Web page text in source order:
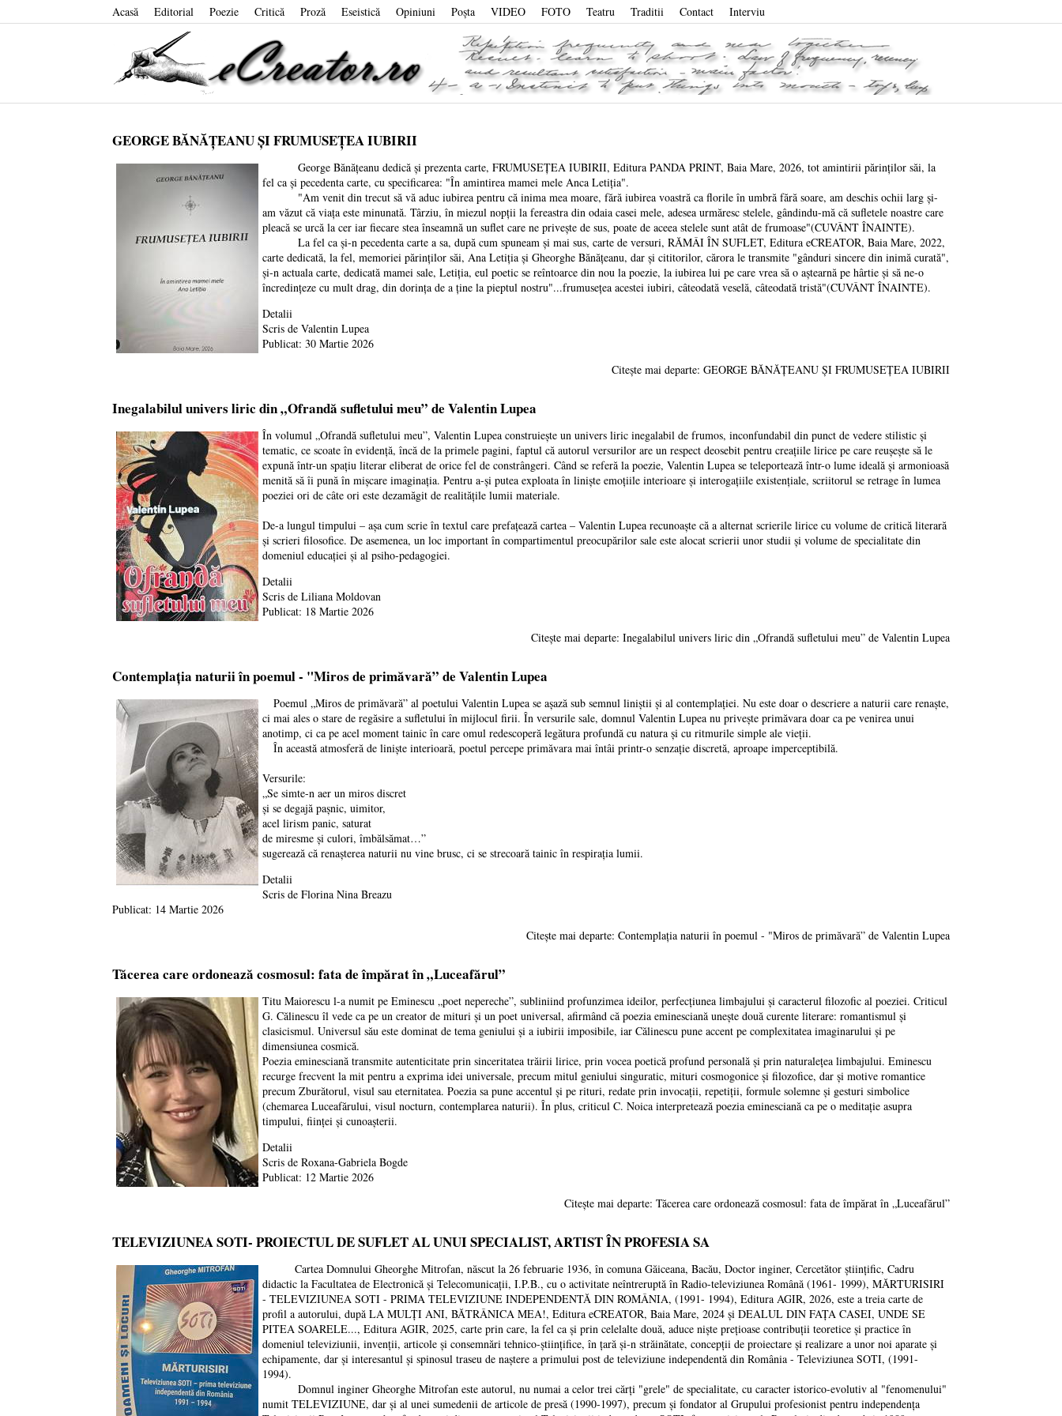
Acasă Editorial Poezie Critică Proză Eseistică Opiniuni Poşta VIDEO FOTO Teatru Traditii Contact Interviu
GEORGE BĂNĂȚEANU ȘI FRUMUSEȚEA IUBIRII
George Bănățeanu dedică și prezenta carte, FRUMUSEȚEA IUBIRII, Editura PANDA PRINT, Baia Mare, 2026, tot amintirii părinților săi, la
fel ca și pecedenta carte, cu specificarea: "În amintirea mamei mele Anca Letiția".
"Am venit din trecut să vă aduc iubirea pentru că inima mea moare, fără iubirea voastră ca florile în umbră fără soare, am deschis ochii larg și-
am văzut că viața este minunată. Târziu, în miezul nopții la fereastra din odaia casei mele, adesea urmăresc stelele, gândindu-mă că sufletele noastre care
pleacă se urcă la cer iar fiecare stea înseamnă un suflet care ne privește de sus, poate de aceea stelele sunt atât de frumoase"(CUVÂNT ÎNAINTE).
La fel ca și-n pecedenta carte a sa, după cum spuneam și mai sus, carte de versuri, RĂMÂI ÎN SUFLET, Editura eCREATOR, Baia Mare, 2022,
carte dedicată, la fel, memoriei părinților săi, Ana Letiția și Gheorghe Bănățeanu, dar și cititorilor, cărora le transmite "gânduri sincere din inimă curată",
și-n actuala carte, dedicată mamei sale, Letiția, eul poetic se reîntoarce din nou la poezie, la iubirea lui pe care vrea să o aștearnă pe hârtie și să ne-o
încredințeze cu mult drag, din dorința de a ține la pieptul nostru"...frumusețea acestei iubiri, câteodată veselă, câteodată tristă"(CUVÂNT ÎNAINTE).
Detalii
Scris de Valentin Lupea
Publicat: 30 Martie 2026
Citește mai departe: GEORGE BĂNĂȚEANU ȘI FRUMUSEȚEA IUBIRII
Inegalabilul univers liric din „Ofrandă sufletului meu” de Valentin Lupea
În volumul „Ofrandă sufletului meu”, Valentin Lupea construiește un univers liric inegalabil de frumos, inconfundabil din punct de vedere stilistic și
tematic, ce scoate în evidență, încă de la primele pagini, faptul că autorul versurilor are un respect deosebit pentru creațiile lirice pe care reușește să le
expună într-un spațiu literar eliberat de orice fel de constrângeri. Când se referă la poezie, Valentin Lupea se teleportează într-o lume ideală și armonioasă
menită să îi pună în mișcare imaginația. Pentru a-și putea exploata în liniște emoțiile interioare și interogațiile existențiale, scriitorul se retrage în lumea
poeziei ori de câte ori este dezamăgit de realitățile lumii materiale.
De-a lungul timpului – așa cum scrie în textul care prefațează cartea – Valentin Lupea recunoaște că a alternat scrierile lirice cu volume de critică literară
și scrieri filosofice. De asemenea, un loc important în compartimentul preocupărilor sale este alocat scrierii unor studii și volume de specialitate din
domeniul educației și al psiho-pedagogiei.
Detalii
Scris de Liliana Moldovan
Publicat: 18 Martie 2026
Citește mai departe: Inegalabilul univers liric din „Ofrandă sufletului meu” de Valentin Lupea
Contemplația naturii în poemul - "Miros de primăvară” de Valentin Lupea
Poemul „Miros de primăvară” al poetului Valentin Lupea se așază sub semnul liniștii și al contemplației. Nu este doar o descriere a naturii care renaște,
ci mai ales o stare de regăsire a sufletului în mijlocul firii. În versurile sale, domnul Valentin Lupea nu privește primăvara doar ca pe venirea unui
anotimp, ci ca pe acel moment tainic în care omul redescoperă legătura profundă cu natura și cu ritmurile simple ale vieții.
În această atmosferă de liniște interioară, poetul percepe primăvara mai întâi printr-o senzație discretă, aproape imperceptibilă.
Versurile:
„Se simte-n aer un miros discret
și se degajă pașnic, uimitor,
acel lirism panic, saturat
de miresme și culori, îmbălsămat…”
sugerează că renașterea naturii nu vine brusc, ci se strecoară tainic în respirația lumii.
Detalii
Scris de Florina Nina Breazu
Publicat: 14 Martie 2026
Citește mai departe: Contemplația naturii în poemul - "Miros de primăvară” de Valentin Lupea
Tăcerea care ordonează cosmosul: fata de împărat în „Luceafărul”
Titu Maiorescu l-a numit pe Eminescu „poet nepereche”, subliniind profunzimea ideilor, perfecțiunea limbajului și caracterul filozofic al poeziei. Criticul
G. Călinescu îl vede ca pe un creator de mituri și un poet universal, afirmând că poezia eminesciană unește două curente literare: romantismul și
clasicismul. Universul său este dominat de tema geniului și a iubirii imposibile, iar Călinescu pune accent pe complexitatea imaginarului și pe
dimensiunea cosmică.
Poezia eminesciană transmite autenticitate prin sinceritatea trăirii lirice, prin vocea poetică profund personală și prin naturalețea limbajului. Eminescu
recurge frecvent la mit pentru a exprima idei universale, precum mitul geniului singuratic, mituri cosmogonice și filozofice, dar și motive romantice
precum Zburătorul, visul sau eternitatea. Poezia sa pune accentul și pe rituri, redate prin invocații, repetiții, formule solemne și gesturi simbolice
(chemarea Luceafărului, visul nocturn, contemplarea naturii). În plus, criticul C. Noica interpretează poezia eminesciană ca pe o meditație asupra
timpului, ființei și cunoașterii.
Detalii
Scris de Roxana-Gabriela Bogde
Publicat: 12 Martie 2026
Citește mai departe: Tăcerea care ordonează cosmosul: fata de împărat în „Luceafărul”
TELEVIZIUNEA SOTI- PROIECTUL DE SUFLET AL UNUI SPECIALIST, ARTIST ÎN PROFESIA SA
Cartea Domnului Gheorghe Mitrofan, născut la 26 februarie 1936, în comuna Găiceana, Bacău, Doctor inginer, Cercetător științific, Cadru
didactic la Facultatea de Electronică și Telecomunicații, I.P.B., cu o activitate neîntreruptă în Radio-televiziunea Română (1961- 1999), MĂRTURISIRI
- TELEVIZIUNEA SOTI - PRIMA TELEVIZIUNE INDEPENDENTĂ DIN ROMÂNIA, (1991- 1994), Editura AGIR, 2026, este a treia carte de
profil a autorului, după LA MULȚI ANI, BĂTRÂNICA MEA!, Editura eCREATOR, Baia Mare, 2024 și DEALUL DIN FAȚA CASEI, UNDE SE
PITEA SOARELE..., Editura AGIR, 2025, carte prin care, la fel ca și prin celelalte două, aduce niște prețioase contribuții teoretice și practice în
domeniul televiziunii, invenții, articole și consemnări tehnico-științifice, în țară și-n străinătate, concepții de proiectare și realizare a unor noi aparate și
echipamente, dar și interesantul și spinosul traseu de naștere a primului post de televiziune independentă din România - Televiziunea SOTI, (1991-
1994).
Domnul inginer Gheorghe Mitrofan este autorul, nu numai a celor trei cărți "grele" de specialitate, cu caracter istorico-evolutiv al "fenomenului"
numit TELEVIZIUNE, dar și al unei sumedenii de articole de presă (1990-1997), precum și fondator al Grupului profesionist pentru independența